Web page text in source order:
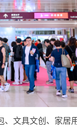
文具文创、家居